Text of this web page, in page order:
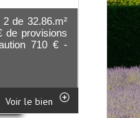
de 32.86.m²
de provisions
710 € -
Voir le bien